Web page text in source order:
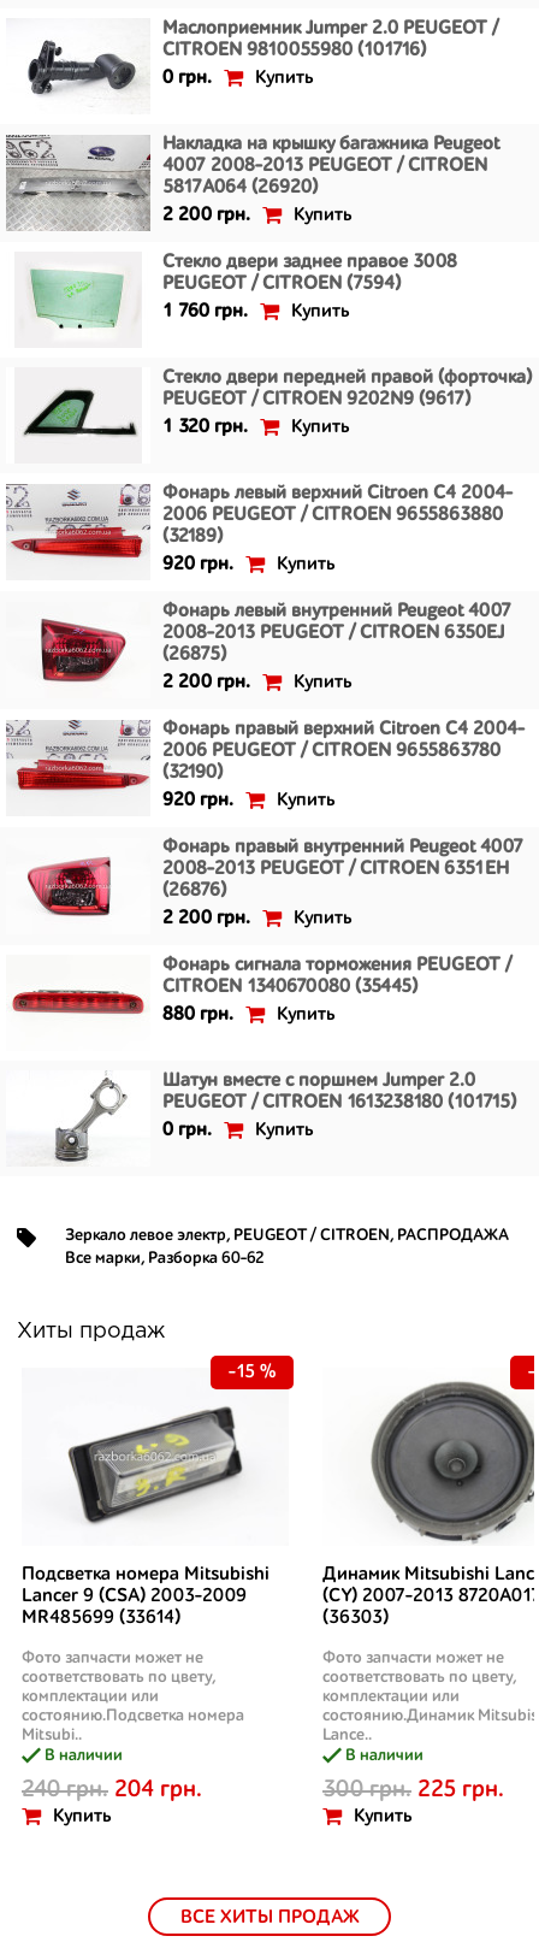
Маслоприемник Jumper 2.0 PEUGEOT /
CITROEN 9810055980 (101716)
0 грн.
Купить
Накладка на крышку багажника Peugeot
4007 2008-2013 PEUGEOT / CITROEN
5817A064 (26920)
2 200 грн.
Купить
Стекло двери заднее правое 3008
PEUGEOT / CITROEN (7594)
1 760 грн.
Купить
Стекло двери передней правой (форточка)
PEUGEOT / CITROEN 9202N9 (9617)
1 320 грн.
Купить
Фонарь левый верхний Citroen C4 2004-
2006 PEUGEOT / CITROEN 9655863880
(32189)
920 грн.
Купить
Фонарь левый внутренний Peugeot 4007
2008-2013 PEUGEOT / CITROEN 6350EJ
(26875)
2 200 грн.
Купить
Фонарь правый верхний Citroen C4 2004-
2006 PEUGEOT / CITROEN 9655863780
(32190)
920 грн.
Купить
Фонарь правый внутренний Peugeot 4007
2008-2013 PEUGEOT / CITROEN 6351EH
(26876)
2 200 грн.
Купить
Фонарь сигнала торможения PEUGEOT /
CITROEN 1340670080 (35445)
880 грн.
Купить
Шатун вместе с поршнем Jumper 2.0
PEUGEOT / CITROEN 1613238180 (101715)
0 грн.
Купить
Зеркало левое электр, PEUGEOT / CITROEN, РАСПРОДАЖА
Все марки, Разборка 60-62
Хиты продаж
Подсветка номера Mitsubishi
Lancer 9 (CSA) 2003-2009
MR485699 (33614)
Фото запчасти может не
соответствовать по цвету,
комплектации или
состоянию.Подсветка номера
Mitsubi..
В наличии
240 грн. 204 грн.
Купить
-15 %
Динамик Mitsubishi
(CY) 2007-2013
(36303)
Фото запчасти может не
соответствовать по цвету,
комплектации или
состоянию.Динамик
Lance..
В наличии
300 грн. 225 грн.
Купить
-
ВСЕ ХИТЫ ПРОДАЖ